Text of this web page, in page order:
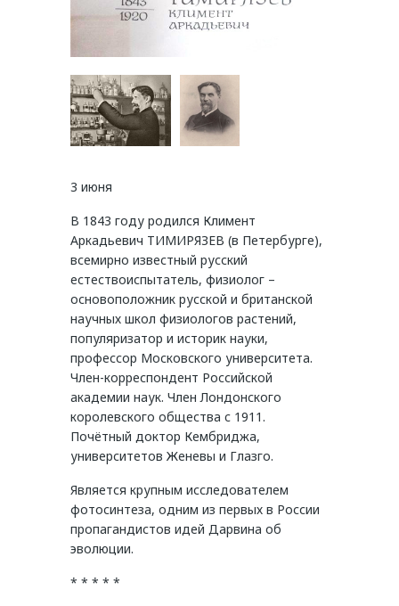
3 июня
В 1843 году родился Климент
Аркадьевич ТИМИРЯЗЕВ (в Петербурге),
всемирно известный русский
естествоиспытатель, физиолог –
основоположник русской и британской
научных школ физиологов растений,
популяризатор и историк науки,
профессор Московского университета.
Член-корреспондент Российской
академии наук. Член Лондонского
королевского общества c 1911.
Почётный доктор Кембриджа,
университетов Женевы и Глазго.
Является крупным исследователем
фотосинтеза, одним из первых в России
пропагандистов идей Дарвина об
эволюции.
* * * * *